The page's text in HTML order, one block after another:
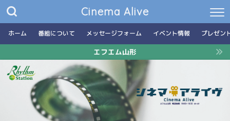
Cinema Alive
ホーム 番組について メッセージフォーム イベント情報 プレゼン
エフエム山形